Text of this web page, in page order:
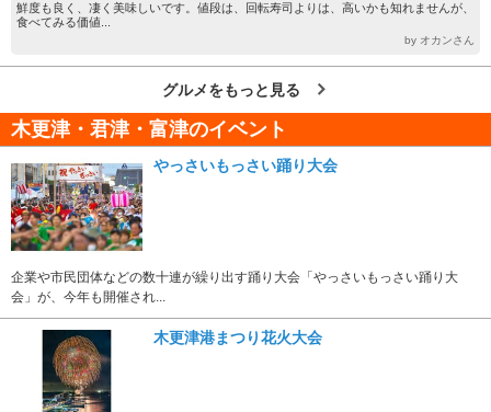
鮮度も良く、凄く美味しいです。値段は、回転寿司よりは、高いかも知れませんが、
食べてみる価値...
by オカンさん
グルメをもっと見る
木更津・君津・富津のイベント
やっさいもっさい踊り大会
企業や市民団体などの数十連が繰り出す踊り大会「やっさいもっさい踊り大
会」が、今年も開催され...
木更津港まつり花火大会